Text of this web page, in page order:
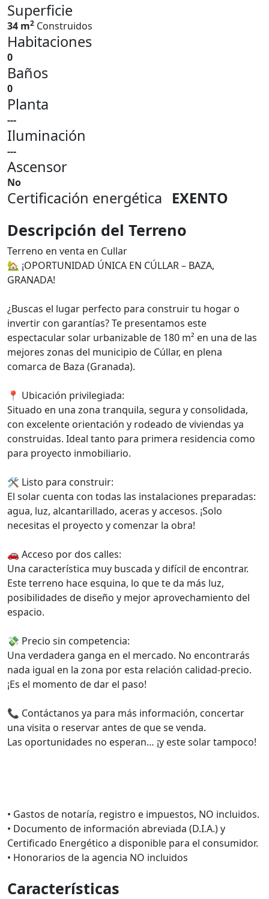
Superficie
34 m2 Construidos
Habitaciones
0
Baños
0
Planta
---
Iluminación
---
Ascensor
No
Certificación energética EXENTO
Descripción del Terreno
Terreno en venta en Cullar
🏡 ¡OPORTUNIDAD ÚNICA EN CÚLLAR – BAZA,
GRANADA!
¿Buscas el lugar perfecto para construir tu hogar o
invertir con garantías? Te presentamos este
espectacular solar urbanizable de 180 m² en una de las
mejores zonas del municipio de Cúllar, en plena
comarca de Baza (Granada).
📍 Ubicación privilegiada:
Situado en una zona tranquila, segura y consolidada,
con excelente orientación y rodeado de viviendas ya
construidas. Ideal tanto para primera residencia como
para proyecto inmobiliario.
🛠️ Listo para construir:
El solar cuenta con todas las instalaciones preparadas:
agua, luz, alcantarillado, aceras y accesos. ¡Solo
necesitas el proyecto y comenzar la obra!
🚗 Acceso por dos calles:
Una característica muy buscada y difícil de encontrar.
Este terreno hace esquina, lo que te da más luz,
posibilidades de diseño y mejor aprovechamiento del
espacio.
💸 Precio sin competencia:
Una verdadera ganga en el mercado. No encontrarás
nada igual en la zona por esta relación calidad-precio.
¡Es el momento de dar el paso!
📞 Contáctanos ya para más información, concertar
una visita o reservar antes de que se venda.
Las oportunidades no esperan… ¡y este solar tampoco!
• Gastos de notaría, registro e impuestos, NO incluidos.
• Documento de información abreviada (D.I.A.) y
Certificado Energético a disponible para el consumidor.
• Honorarios de la agencia NO incluidos
Características